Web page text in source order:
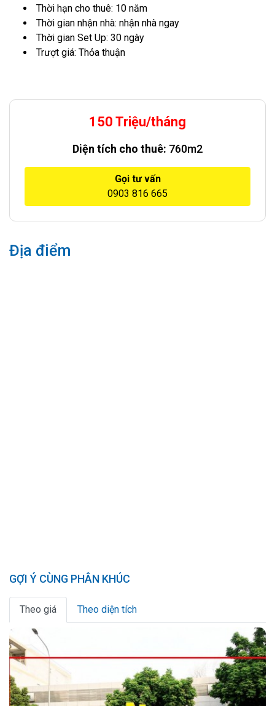
Thời hạn cho thuê: 10 năm
Thời gian nhận nhà: nhận nhà ngay
Thời gian Set Up: 30 ngày
Trượt giá: Thỏa thuận
150 Triệu/tháng
Diện tích cho thuê: 760m2
Gọi tư vấn
0903 816 665
Địa điểm
GỢI Ý CÙNG PHÂN KHÚC
Theo giá Theo diện tích